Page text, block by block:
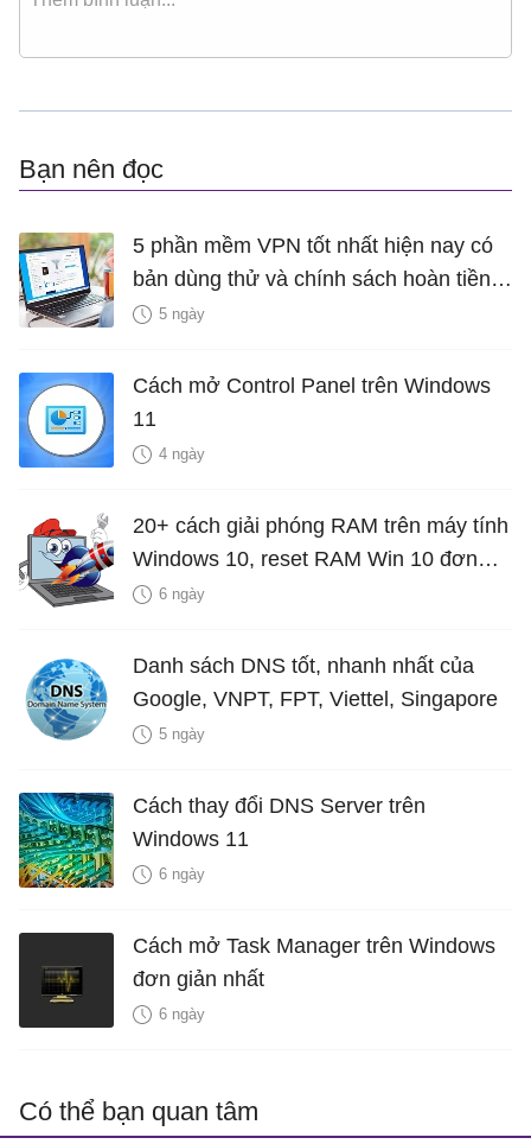
Bạn nên đọc
5 phần mềm VPN tốt nhất hiện nay có
bản dùng thử và chính sách hoàn tiền
miễn phí
5 ngày
Cách mở Control Panel trên Windows
11
4 ngày
20+ cách giải phóng RAM trên máy tính
Windows 10, reset RAM Win 10 đơn
giản nhất
6 ngày
Danh sách DNS tốt, nhanh nhất của
Google, VNPT, FPT, Viettel, Singapore
5 ngày
Cách thay đổi DNS Server trên
Windows 11
6 ngày
Cách mở Task Manager trên Windows
đơn giản nhất
6 ngày
Có thể bạn quan tâm